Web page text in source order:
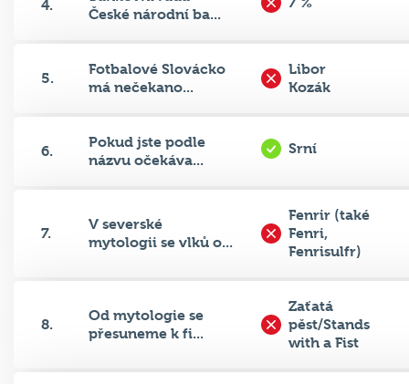
4.
České národní ba...
5.
Fotbalové Slovácko
má nečekano...
Libor
Kozák
6.
Pokud jste podle
názvu očekáva...
Srní
7.
V severské
mytologii se vlků o...
Fenrir (také
Fenri,
Fenrisulfr)
8.
Od mytologie se
přesuneme k fi...
Zaťatá
pěst/Stands
with a Fist